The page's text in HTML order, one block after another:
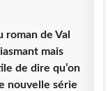
de Val
mais
de dire qu’on
nouvelle série